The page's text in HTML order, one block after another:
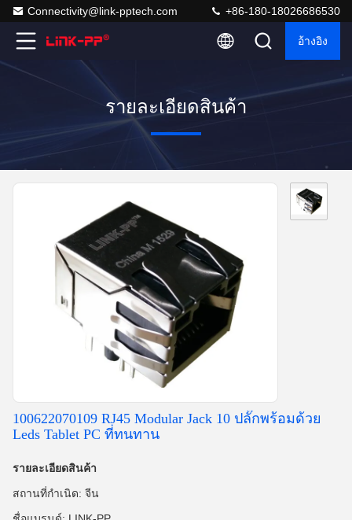
Connectivity@link-pptech.com +86-180-18026686530
อ้างอิง
รายละเอียดสินค้า
100622070109 RJ45 Modular Jack 10 ปลั๊กพร้อมด้วย
Leds Tablet PC ที่ทนทาน
รายละเอียดสินค้า
สถานที่กำเนิด: จีน